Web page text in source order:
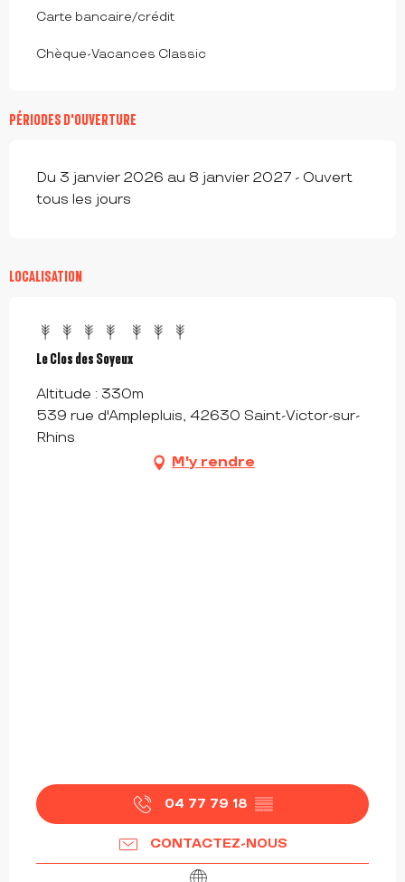
Carte bancaire/crédit
Chèque-Vacances Classic
PÉRIODES D'OUVERTURE
Du 3 janvier 2026 au 8 janvier 2027 - Ouvert
tous les jours
LOCALISATION
Le Clos des Soyeux
Altitude : 330m
539 rue d'Amplepluis, 42630 Saint-Victor-sur-
Rhins
M'y rendre
04 77 79 18 ▒▒
CONTACTEZ-NOUS